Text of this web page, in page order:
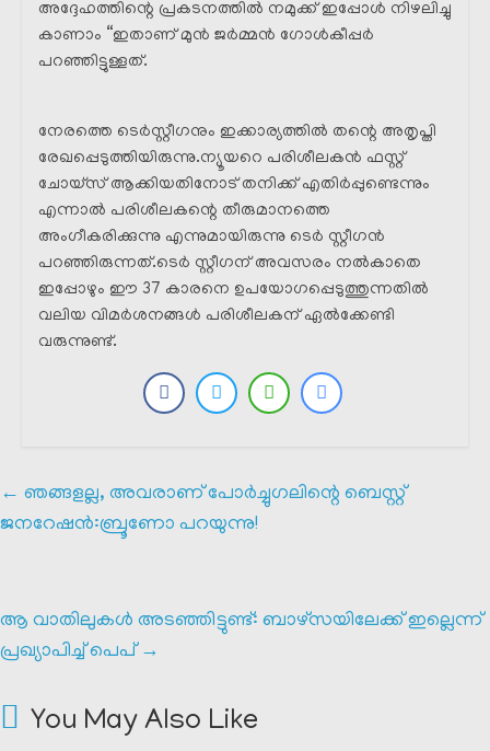
അദ്ദേഹത്തിന്റെ പ്രകടനത്തിൽ നമുക്ക് ഇപ്പോൾ നിഴലിച്ചു
കാണാം “ഇതാണ് മുൻ ജർമ്മൻ ഗോൾകീപ്പർ
പറഞ്ഞിട്ടുള്ളത്.
നേരത്തെ ടെർസ്റ്റീഗനും ഇക്കാര്യത്തിൽ തന്റെ അതൃപ്തി
രേഖപ്പെടുത്തിയിരുന്നു.ന്യൂയറെ പരിശീലകൻ ഫസ്റ്റ്
ചോയ്സ് ആക്കിയതിനോട് തനിക്ക് എതിർപ്പുണ്ടെന്നും
എന്നാൽ പരിശീലകന്റെ തീരുമാനത്തെ
അംഗീകരിക്കുന്നു എന്നുമായിരുന്നു ടെർ സ്റ്റീഗൻ
പറഞ്ഞിരുന്നത്.ടെർ സ്റ്റീഗന് അവസരം നൽകാതെ
ഇപ്പോഴും ഈ 37 കാരനെ ഉപയോഗപ്പെടുത്തുന്നതിൽ
വലിയ വിമർശനങ്ങൾ പരിശീലകന് ഏൽക്കേണ്ടി
വരുന്നുണ്ട്.
← ഞങ്ങളല്ല, അവരാണ് പോർച്ചുഗലിന്റെ ബെസ്റ്റ്
ജനറേഷൻ:ബ്രൂണോ പറയുന്നു!
ആ വാതിലുകൾ അടഞ്ഞിട്ടുണ്ട്: ബാഴ്സയിലേക്ക് ഇല്ലെന്ന്
പ്രഖ്യാപിച്ച് പെപ് →
You May Also Like